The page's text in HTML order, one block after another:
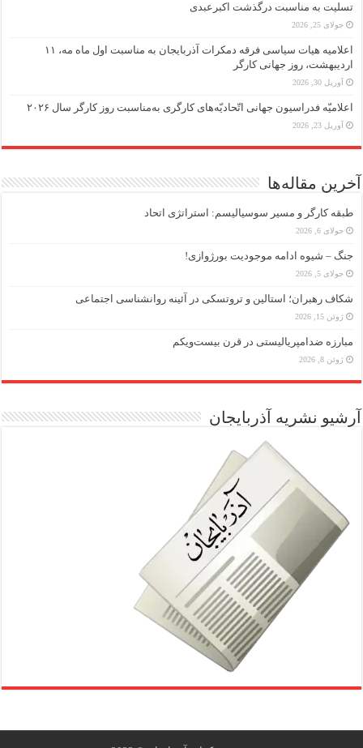
تسلیت به مناسبت درگذشت اکبرعبدی
جولای 25, 2026
اعلامیه هیات سیاسی فرقه دمکرات آذربایجان به مناسبت اول ماه مه، ۱۱
اردیبهشت، روز جهانی کارگر
آوریل 30, 2026
اعلامیّه فدراسیون جهانی اتّحادیّه‌های کارگری به‌مناسبت روز کارگر سال ۲۰۲۶
آوریل 23, 2026
آخرین مقاله‌ها
طبقه کارگر و مسیر سوسیالیسم: استراتژی اتحاد
جولای 6, 2026
جنگ – شیوه ادامه موجودیت بورژوازی!
جولای 5, 2026
شکاف رهبران؛ استالین و تروتسکی در آئینه روانشناسی اجتماعی
ژوئن 15, 2026
مبارزه ضد‌امپریالیستی در قرن بیست‌ویکم
ژوئن 8, 2026
آرشیو نشریه آذربایجان